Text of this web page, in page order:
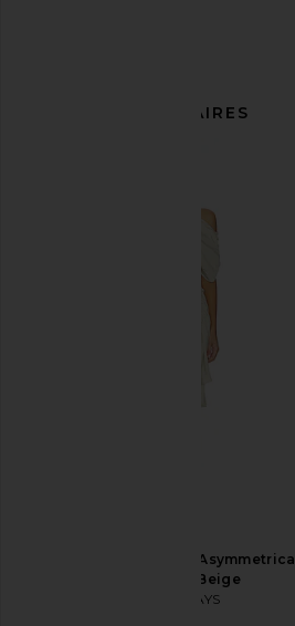
ARTICLES SIMILAIRES
ALL THE WAYS Lottie Asymmetrical
Mini Dress in Beige
ALL THE WAYS